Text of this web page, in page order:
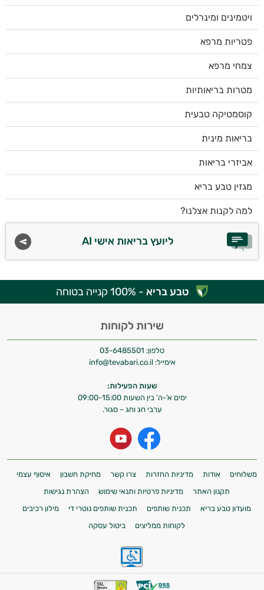
ויטמינים ומינרלים
פטריות מרפא
צמחי מרפא
מטרות בריאותיות
קוסמטיקה טבעית
בריאות מינית
אביזרי בריאות
מגזין טבע בריא
למה לקנות אצלנו?
ליועץ בריאות אישי AI
טבע בריא - 100% קנייה בטוחה
שירות לקוחות
טלפון: 03-6485501
אימייל: info@tevabari.co.il
שעות הפעילות:
ימים א'-ה' בין השעות 09:00-15:00
ערבי חג וחג – סגור.
משלוחים אודות מדיניות החזרות צרו קשר מחיקת חשבון
איסוף עצמי
תקנון האתר
מדיניות פרטיות ותנאי שימוש
הצהרת נגישות
מועדון טבע בריא
תכנית שותפים תכנית שותפים נוטרי די
מילון רכיבים
לקוחות ממליצים
ביטול עסקה